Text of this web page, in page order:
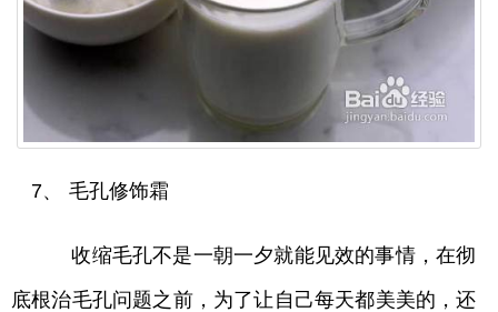
7、 毛孔修饰霜
收缩毛孔不是一朝一夕就能见效的事情，在彻
底根治毛孔问题之前，为了让自己每天都美美的，还